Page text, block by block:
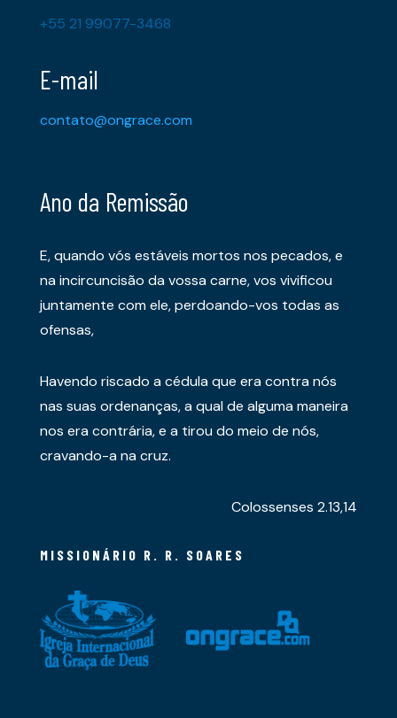
+55 21 99077-3468
E-mail
contato@ongrace.com
Ano da Remissão
E, quando vós estáveis mortos nos pecados, e
na incircuncisão da vossa carne, vos vivificou
juntamente com ele, perdoando-vos todas as
ofensas,
Havendo riscado a cédula que era contra nós
nas suas ordenanças, a qual de alguma maneira
nos era contrária, e a tirou do meio de nós,
cravando-a na cruz.
Colossenses 2.13,14
MISSIONÁRIO R. R. SOARES